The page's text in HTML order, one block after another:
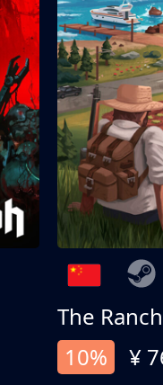
The
10%
¥